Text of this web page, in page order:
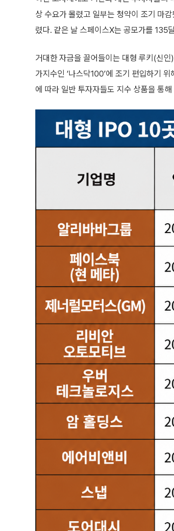
상 수요가 몰렸고 일부는 청약이 조기 마
렸다. 같은 날 스페이스X는 공모가를 135
거대한 자금을 끌어들이는 대형 루키(신
가지수인 ‘나스닥100’에 조기 편입하기
에 따라 일반 투자자들도 지수 상품을 통